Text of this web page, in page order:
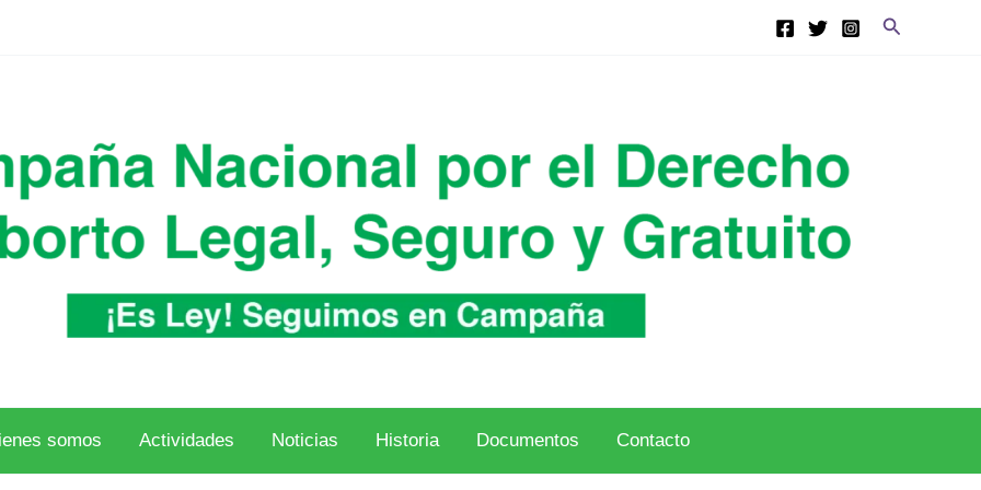
Buscar
somos Actividades Noticias Historia Documentos Contacto